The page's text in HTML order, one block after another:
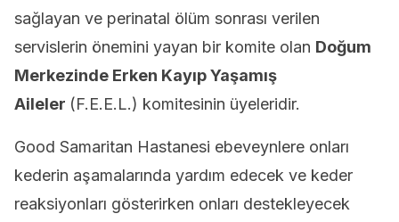
sağlayan ve perinatal ölüm sonrası verilen
servislerin önemini yayan bir komite olan Doğum
Merkezinde Erken Kayıp Yaşamış
Aileler (F.E.E.L.) komitesinin üyeleridir.
Good Samaritan Hastanesi ebeveynlere onları
kederin aşamalarında yardım edecek ve keder
reaksiyonları gösterirken onları destekleyecek